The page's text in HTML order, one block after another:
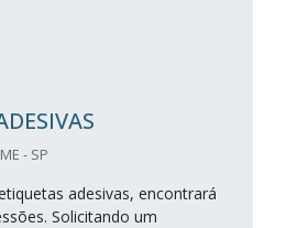
- SP
adesivas, encontrará
Solicitando um